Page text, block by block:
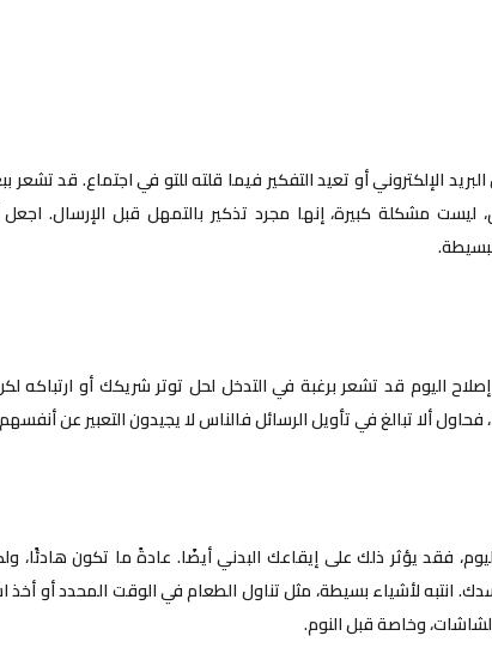
الإلكتروني أو تعيد التفكير فيما قلته للتو في اجتماع. قد
ليست مشكلة كبيرة، إنها مجرد تذكير بالتمهل قبل الإرسال.
اليوم قد تشعر برغبة في التدخل لحل توتر شريكك أو ارتباكه
فحاول ألا تبالغ في تأويل الرسائل فالناس لا يجيدون التعبير عن
فقد يؤثر ذلك على إيقاعك البدني أيضًا. عادةً ما تكون هادئًا،
انتبه لأشياء بسيطة، مثل تناول الطعام في الوقت المحدد أو أخذ
وخاصة قبل النوم.